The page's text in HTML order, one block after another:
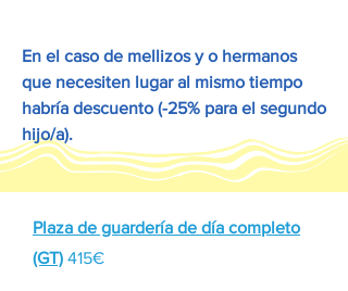
En el caso de mellizos y o hermanos
que necesiten lugar al mismo tiempo
habría descuento (-25% para el segundo
hijo/a).
Plaza de guardería de día completo
(GT) 415€